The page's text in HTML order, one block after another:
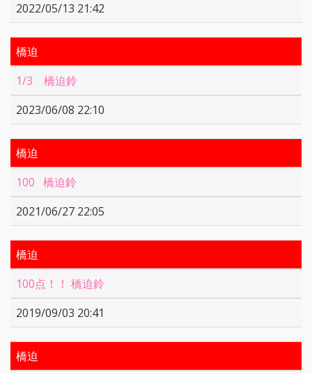
2022/05/13 21:42
橋迫
1/3 橋迫鈴
2023/06/08 22:10
橋迫
100 橋迫鈴
2021/06/27 22:05
橋迫
100点！！ 橋迫鈴
2019/09/03 20:41
橋迫